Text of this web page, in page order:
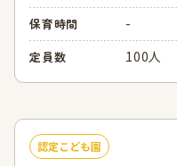
保育時間 -
定員数 100人
認定こども園